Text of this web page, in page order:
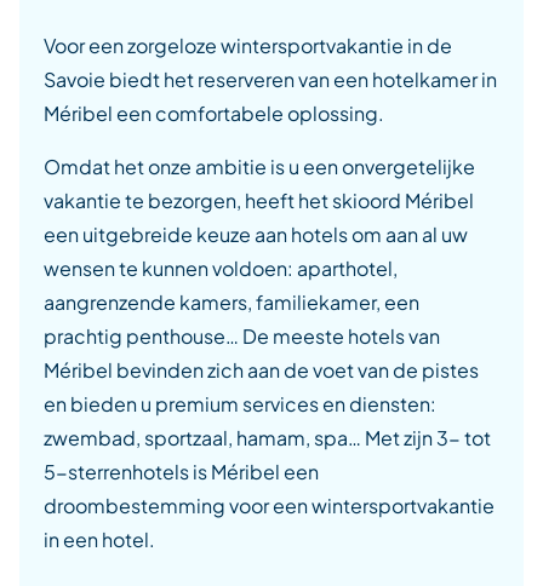
Voor een zorgeloze wintersportvakantie in de
Savoie biedt het reserveren van een hotelkamer in
Méribel een comfortabele oplossing.
Omdat het onze ambitie is u een onvergetelijke
vakantie te bezorgen, heeft het skioord Méribel
een uitgebreide keuze aan hotels om aan al uw
wensen te kunnen voldoen: aparthotel,
aangrenzende kamers, familiekamer, een
prachtig penthouse… De meeste hotels van
Méribel bevinden zich aan de voet van de pistes
en bieden u premium services en diensten:
zwembad, sportzaal, hamam, spa… Met zijn 3- tot
5-sterrenhotels is Méribel een
droombestemming voor een wintersportvakantie
in een hotel.